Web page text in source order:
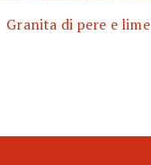
Granita di pere e lime